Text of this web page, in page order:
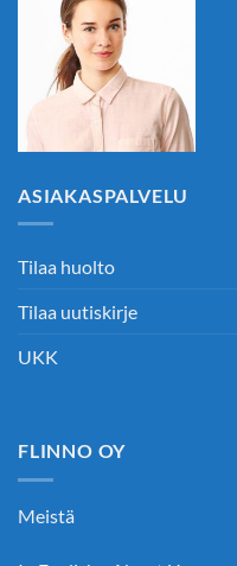
ASIAKASPALVELU
Tilaa huolto
Tilaa uutiskirje
UKK
FLINNO OY
Meistä